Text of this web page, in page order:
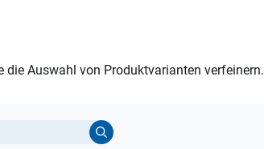
Auswahl von Produktvarianten verfeinern.